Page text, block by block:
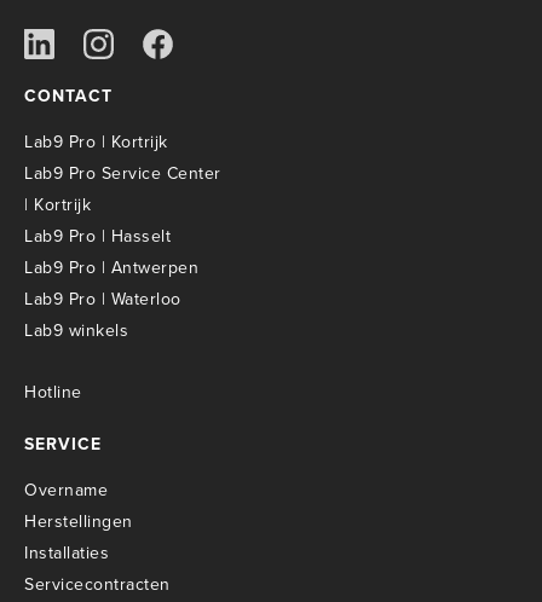
CONTACT
Lab9 Pro | Kortrijk
Lab9 Pro Service Center
| Kortrijk
Lab9 Pro | Hasselt
Lab9 Pro | Antwerpen
Lab9 Pro | Waterloo
Lab9 winkels
Hotline
SERVICE
Overname
Herstellingen
Installaties
Servicecontracten